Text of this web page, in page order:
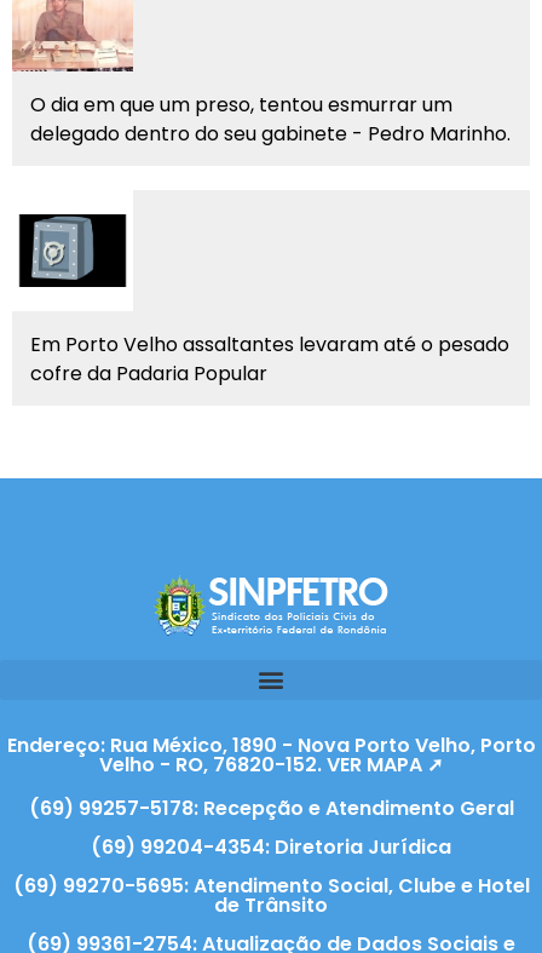
O dia em que um preso, tentou esmurrar um
delegado dentro do seu gabinete - Pedro Marinho.
Em Porto Velho assaltantes levaram até o pesado
cofre da Padaria Popular
Endereço: Rua México, 1890 - Nova Porto Velho, Porto
Velho - RO, 76820-152. VER MAPA ➚
(69) 99257-5178: Recepção e Atendimento Geral
(69) 99204-4354: Diretoria Jurídica
(69) 99270-5695: Atendimento Social, Clube e Hotel
de Trânsito
(69) 99361-2754: Atualização de Dados Sociais e